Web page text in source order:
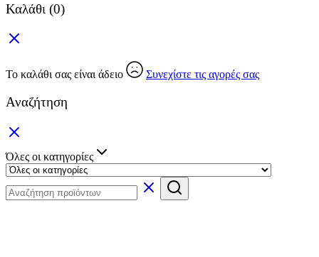
Καλάθι (0)
Το καλάθι σας είναι άδειο Συνεχίστε τις αγορές σας
Αναζήτηση
Όλες οι κατηγορίες